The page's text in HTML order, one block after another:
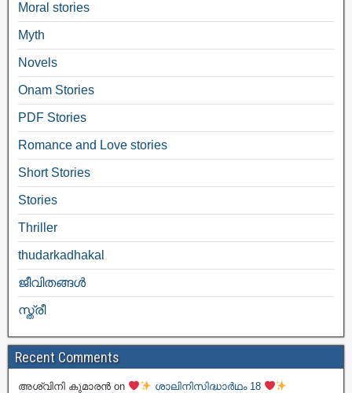
Moral stories
Myth
Novels
Onam Stories
PDF Stories
Romance and Love stories
Short Stories
Stories
Thriller
thudarkadhakal
ജീവിതങ്ങള്‍
സ്ത്രീ
Recent Comments
അശ്വിനി കുമാരൻ on
ശാലിനിസിദ്ധാർഥം 18